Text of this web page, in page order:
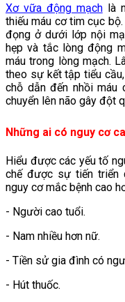
Xơ vữa động mạchlà
thiếu máu cơ tim cục
đọng ở dưới lớp nội
hẹp và tắc lòng động
máu trong lòng mạch.
theo sự kết tập tiểu
chỗ dẫn đến nhồi
chuyển lên não gây đột
Những ai có nguy cơ
Hiểu được các yếu tố
chế được sự tiến triển
nguy cơ mắc bệnh cao
- Người cao tuổi.
- Nam nhiều hơn nữ.
- Tiền sử gia đình có
- Hút thuốc.